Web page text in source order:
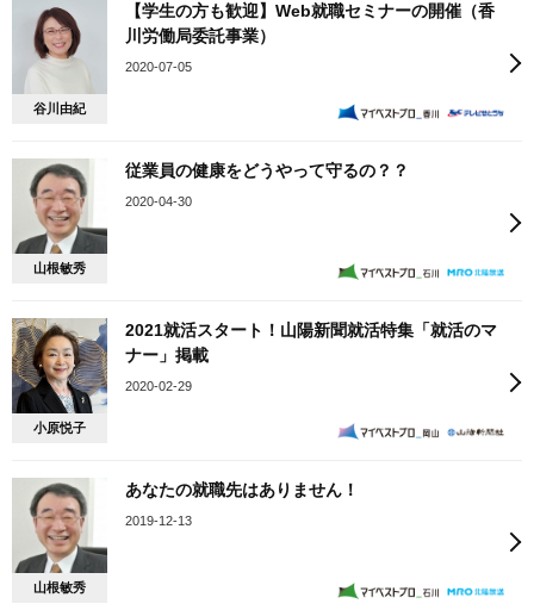
谷川由紀
【学生の方も歓迎】Web就職セミナーの開催（香
川労働局委託事業）
2020-07-05
山根敏秀
従業員の健康をどうやって守るの？？
2020-04-30
小原悦子
2021就活スタート！山陽新聞就活特集「就活のマ
ナー」掲載
2020-02-29
山根敏秀
あなたの就職先はありません！
2019-12-13